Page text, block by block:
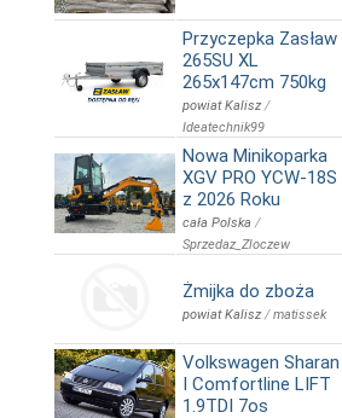
Przyczepka Zasław
265SU XL
265x147cm 750kg
powiat Kalisz /
Ideatechnik99
Nowa Minikoparka
XGV PRO YCW-18S
z 2026 Roku
cała Polska /
Sprzedaz_Zloczew
Żmijka do zboża
powiat Kalisz /matissek
Volkswagen Sharan
I Comfortline LIFT
1.9TDI 7os